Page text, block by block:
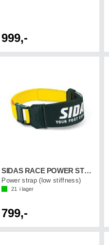
999,-
SIDAS RACE POWER STRAP V2 P1
Power strap (low stiffness)
21 i lager
799,-